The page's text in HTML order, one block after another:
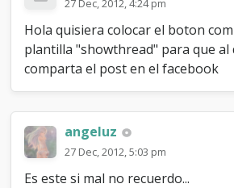
27 Dec, 2012, 4:24 pm
Hola quisiera colocar el boton
plantilla "showthread" para que
comparta el post en el facebook
angeluz
27 Dec, 2012, 5:03 pm
Es este si mal no recuerdo...